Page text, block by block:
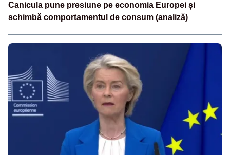
Canicula pune presiune pe economia Europei și
schimbă comportamentul de consum (analiză)